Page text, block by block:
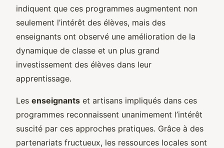
indiquent que ces programmes augmentent non
seulement l’intérêt des élèves, mais des
enseignants ont observé une amélioration de la
dynamique de classe et un plus grand
investissement des élèves dans leur
apprentissage.
Les enseignants et artisans impliqués dans ces
programmes reconnaissent unanimement l’intérêt
suscité par ces approches pratiques. Grâce à des
partenariats fructueux, les ressources locales sont